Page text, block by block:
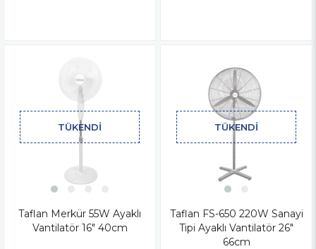
TÜKENDI
Taflan Merkür 55W Ayaklı
Vantilatör 16" 40cm
TÜKENDI
Taflan FS-650 220W Sanayi
Tipi Ayaklı Vantilatör 26"
66cm